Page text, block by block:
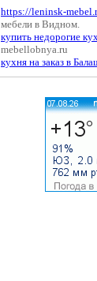
https://leninsk-
мебели в Видном.
купить недорогие
mebellobnya.ru
кухня на заказ в